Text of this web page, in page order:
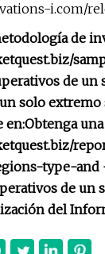
i.com/
de
de
solo extremo
en:Obtenga
type-
de un
del